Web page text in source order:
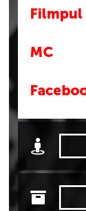
Filmpul
MC